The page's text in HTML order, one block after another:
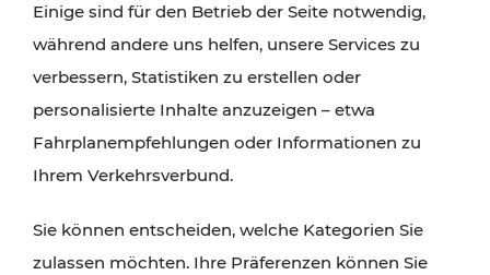
Attraktionen sind mit den Ticket- und Fahrplan-
Angeboten des VOR gut und schnell erreichbar.
Einige sind für den Betrieb der Seite notwendig,
während andere uns helfen, unsere Services zu
verbessern, Statistiken zu erstellen oder
personalisierte Inhalte anzuzeigen – etwa
Fahrplanempfehlungen oder Informationen zu
Ihrem Verkehrsverbund.
Sie können entscheiden, welche Kategorien Sie
zulassen möchten. Ihre Präferenzen können Sie